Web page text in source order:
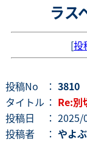
ラス
[投
投稿No ： 3810
タイトル ： Re:別
投稿日
：
投稿者
： やよ